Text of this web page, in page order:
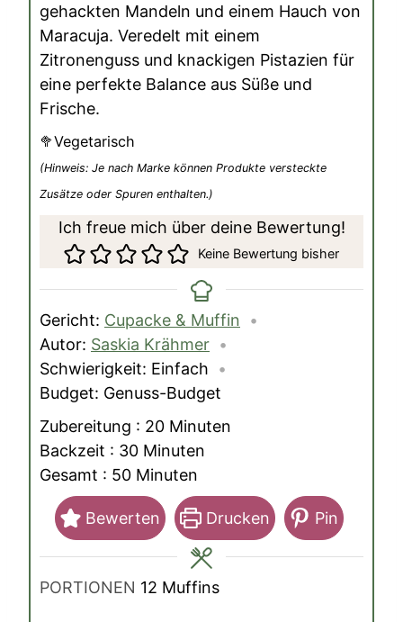
gehackten Mandeln und einem Hauch von
Maracuja. Veredelt mit einem
Zitronenguss und knackigen Pistazien für
eine perfekte Balance aus Süße und
Frische.
🥦Vegetarisch
(Hinweis: Je nach Marke können Produkte versteckte
Zusätze oder Spuren enthalten.)
Ich freue mich über deine Bewertung!
Keine Bewertung bisher
Gericht: Cupacke & Muffin
Autor: Saskia Krähmer
Schwierigkeit: Einfach
Budget: Genuss-Budget
Zubereitung : 20Minuten
Minuten
Backzeit : 30Minuten
Minuten
Gesamt : 50Minuten
Minuten
Bewerten Drucken Pin
PORTIONEN 12 Muffins